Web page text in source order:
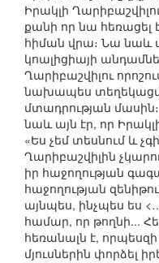
Իրակլի
քանի որ նա հեռացել
հիման վրա։ Նա նաև
կոալիցիայի
Ղարիբաշվիլու
նախապես
մտադրության
նաև այն էր, որ
«Ես չեմ տեսնում և
Ղարիբաշվիլին
իր հաջողության
հաջողության
այնպես, ինչպես ես
համար, որ թողնի...
հեռանալն է,
մյուսներին փորձել